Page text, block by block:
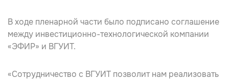
В ходе пленарной части было подписано соглашение
между инвестиционно-технологической компании
«ЭФИР» и ВГУИТ.
«Сотрудничество с ВГУИТ позволит нам реализовать